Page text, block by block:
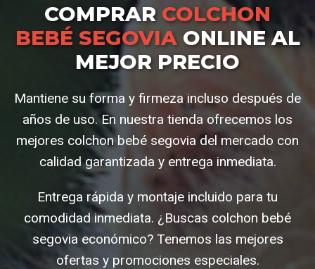
COMPRAR COLCHON
BEBÉ SEGOVIAONLINE AL
MEJOR PRECIO
Mantiene su forma y firmeza incluso después de
años de uso. En nuestra tienda ofrecemos los
mejores colchon bebé segovia del mercado con
calidad garantizada y entrega inmediata.
Entrega rápida y montaje incluido para tu
comodidad inmediata. ¿Buscas colchon bebé
segovia económico? Tenemos las mejores
ofertas y promociones especiales.